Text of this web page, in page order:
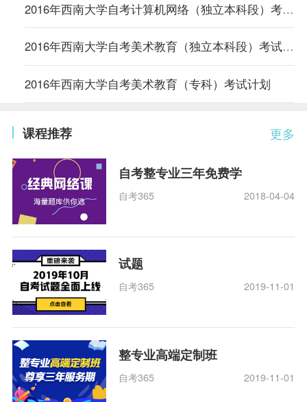
2016年西南大学自考计算机网络（独立本科段）考试计划
2016年西南大学自考美术教育（独立本科段）考试计划
2016年西南大学自考美术教育（专科）考试计划
更多
课程推荐
自考整专业三年免费学
自考365 2018-04-04
试题
自考365 2019-11-01
整专业高端定制班
自考365 2019-11-01